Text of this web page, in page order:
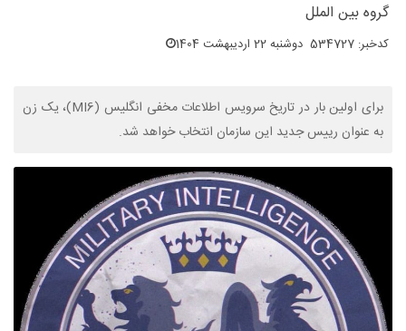
گروه بین الملل
کدخبر: 534727 دوشنبه 22 اردیبهشت 1404
برای اولین بار در تاریخ سرویس اطلاعات مخفی انگلیس (MI6)، یک زن
به عنوان رییس جدید این سازمان انتخاب خواهد شد.